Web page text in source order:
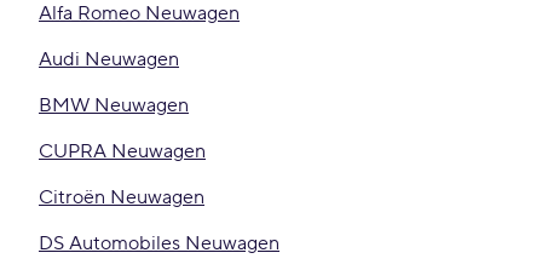
Alfa Romeo Neuwagen
Audi Neuwagen
BMW Neuwagen
CUPRA Neuwagen
Citroën Neuwagen
DS Automobiles Neuwagen